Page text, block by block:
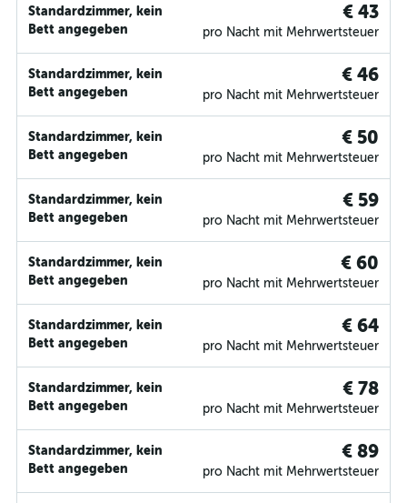
Standardzimmer, kein
Bett angegeben
€ 43
pro Nacht mit Mehrwertsteuer
Standardzimmer, kein
Bett angegeben
€ 46
pro Nacht mit Mehrwertsteuer
Standardzimmer, kein
Bett angegeben
€ 50
pro Nacht mit Mehrwertsteuer
Standardzimmer, kein
Bett angegeben
€ 59
pro Nacht mit Mehrwertsteuer
Standardzimmer, kein
Bett angegeben
€ 60
pro Nacht mit Mehrwertsteuer
Standardzimmer, kein
Bett angegeben
€ 64
pro Nacht mit Mehrwertsteuer
Standardzimmer, kein
Bett angegeben
€ 78
pro Nacht mit Mehrwertsteuer
Standardzimmer, kein
Bett angegeben
€ 89
pro Nacht mit Mehrwertsteuer